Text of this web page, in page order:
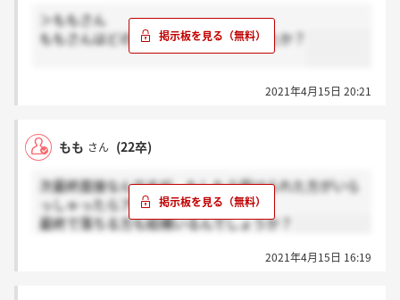
＞ももさん
ももさんはどのような選考フローでしたか？
2021年4月15日 20:21
もも さん (22卒)
次最終面接なんですが、もしもう受けられた方がいら
っしゃったらアドバイスお願いします。
最終で落ちる方も結構いるんでしょうか？
2021年4月15日 16:19